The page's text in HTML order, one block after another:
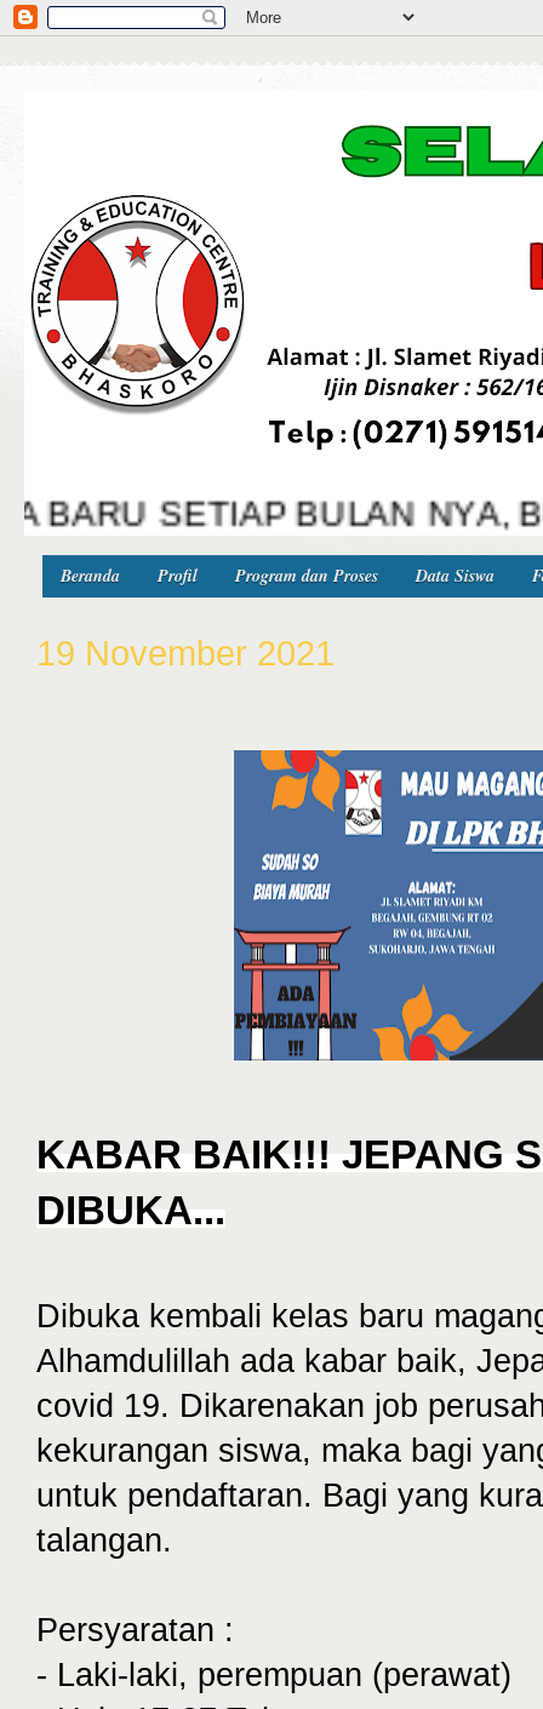
SETIAP BULAN NYA,
Beranda Profil Program dan Proses Data Siswa
19 November 2021
KABAR BAIK!!! JEPANG
DIBUKA...
Dibuka kembali kelas baru
Alhamdulillah ada kabar baik,
covid 19. Dikarenakan job
kekurangan siswa, maka bagi
untuk pendaftaran. Bagi yang
talangan.
Persyaratan :
- Laki-laki, perempuan (perawat)